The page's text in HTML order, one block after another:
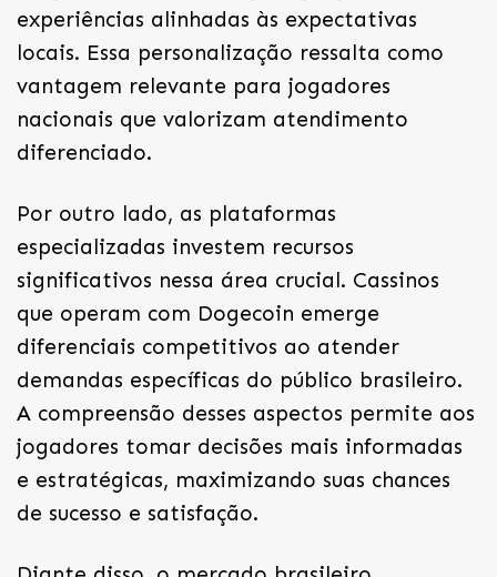
experiências alinhadas às expectativas
locais. Essa personalização ressalta como
vantagem relevante para jogadores
nacionais que valorizam atendimento
diferenciado.
Por outro lado, as plataformas
especializadas investem recursos
significativos nessa área crucial. Cassinos
que operam com Dogecoin emerge
diferenciais competitivos ao atender
demandas específicas do público brasileiro.
A compreensão desses aspectos permite aos
jogadores tomar decisões mais informadas
e estratégicas, maximizando suas chances
de sucesso e satisfação.